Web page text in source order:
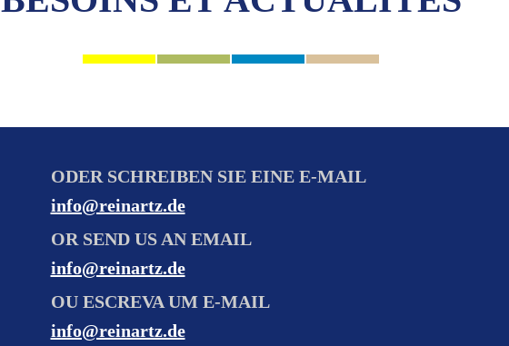
ODER SCHREIBEN SIE EINE E-MAIL
info@reinartz.de
OR SEND US AN EMAIL
info@reinartz.de
OU ESCREVA UM E-MAIL
info@reinartz.de